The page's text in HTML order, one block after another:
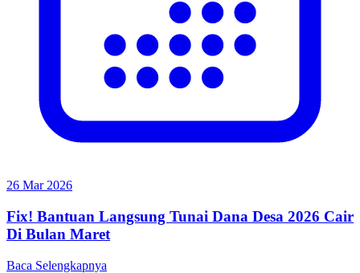
26 Mar 2026
Fix! Bantuan Langsung Tunai Dana Desa 2026 Cair
Di Bulan Maret
Baca Selengkapnya